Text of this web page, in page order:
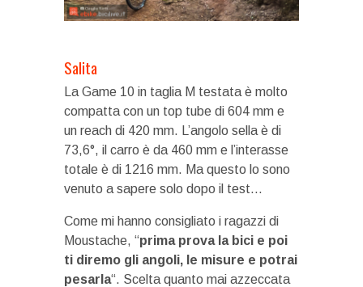
Salita
La Game 10 in taglia M testata è molto
compatta con un top tube di 604 mm e
un reach di 420 mm. L’angolo sella è di
73,6°, il carro è da 460 mm e l’interasse
totale è di 1216 mm. Ma questo lo sono
venuto a sapere solo dopo il test…
Come mi hanno consigliato i ragazzi di
Moustache, “prima prova la bici e poi
ti diremo gli angoli, le misure e potrai
pesarla“. Scelta quanto mai azzeccata